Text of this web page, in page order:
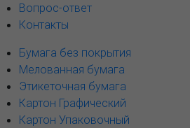
Вопрос-ответ
Контакты
Бумага без покрытия
Мелованная бумага
Этикеточная бумага
Картон Графический
Картон Упаковочный